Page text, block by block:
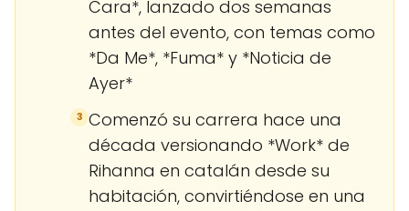
Cara*, lanzado dos semanas
antes del evento, con temas como
*Da Me*, *Fuma* y *Noticia de
Ayer*
3 Comenzó su carrera hace una
década versionando *Work* de
Rihanna en catalán desde su
habitación, convirtiéndose en una